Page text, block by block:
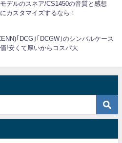
デルのスネア/CS1450の音質と感想
カスタマイズするなら！
｢DCG｣｢DCGW｣のシンバルケース
!安くて厚いからコスパ大